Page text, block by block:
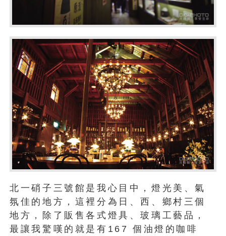
北一硝子三號館是我心目中，燈光美、氣
氛佳的地方，這裡分為日、西、鄉村三個
地方，除了販售各式燈具、玻璃工藝品，
最讓我驚嘆的就是有167 個油燈的咖啡